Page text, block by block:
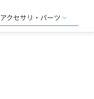
アクセサリ・パーツ